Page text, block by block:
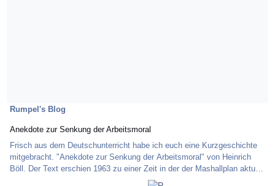
Rumpel's Blog
Anekdote zur Senkung der Arbeitsmoral
Frisch aus dem Deutschunterricht habe ich euch eine Kurzgeschichte
mitgebracht. "Anekdote zur Senkung der Arbeitsmoral" von Heinrich
Böll. Der Text erschien 1963 zu einer Zeit in der der Mashallplan aktuell